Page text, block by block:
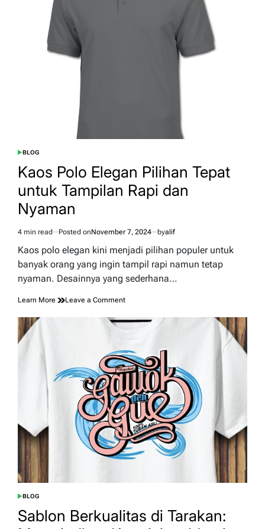
POSTED
BLOG
Kaos Polo Elegan Pilihan Tepat
untuk Tampilan Rapi dan
Nyaman
Estimated
read
4 min read Posted onNovember 7, 2024 byalif
Kaos polo elegan kini menjadi pilihan populer untuk
banyak orang yang ingin tampil rapi namun tetap
nyaman. Desainnya yang sederhana…
Learn More Leave a Commenton
Polo
Tepat
untuk
Tampilan
Rapi
dan
Nyaman
POSTED
IN
BLOG
Sablon Berkualitas di Tarakan: